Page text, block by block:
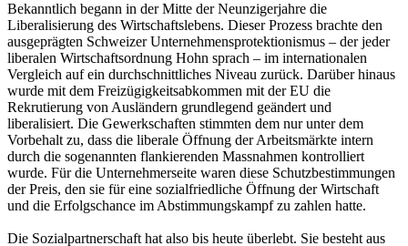
Bekanntlich begann in der Mitte der Neunzigerjahre die
Liberalisierung des Wirtschaftslebens. Dieser Prozess brachte den
ausgeprägten Schweizer Unternehmensprotektionismus – der jeder
liberalen Wirtschaftsordnung Hohn sprach – im internationalen
Vergleich auf ein durchschnittliches Niveau zurück. Darüber hinaus
wurde mit dem Freizügigkeitsabkommen mit der EU die
Rekrutierung von Ausländern grundlegend geändert und
liberalisiert. Die Gewerkschaften stimmten dem nur unter dem
Vorbehalt zu, dass die liberale Öffnung der Arbeitsmärkte intern
durch die sogenannten flankierenden Massnahmen kontrolliert
wurde. Für die Unternehmerseite waren diese Schutzbestimmungen
der Preis, den sie für eine sozialfriedliche Öffnung der Wirtschaft
und die Erfolgschance im Abstimmungskampf zu zahlen hatte.
Die Sozialpartnerschaft hat also bis heute überlebt. Sie besteht aus